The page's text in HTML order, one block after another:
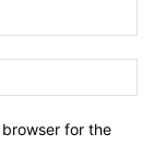
for the